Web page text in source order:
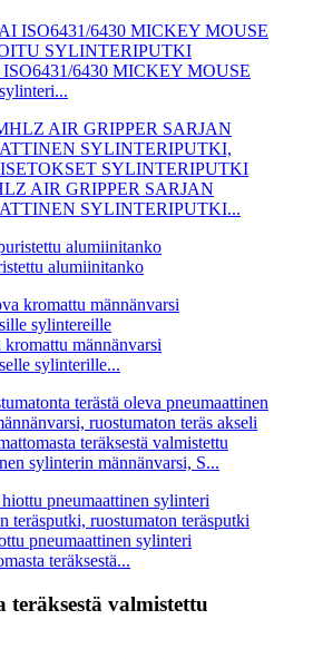
6430 MICKEY MOUSE
AIR GRIPPER SARJAN
SYLINTERIPUTKI...
alumiinitanko
männänvarsi
sylinterille...
teräksestä valmistettu
sylinterin männänvarsi, S...
pneumaattinen sylinteri
teräksestä...
teräksestä valmistettu